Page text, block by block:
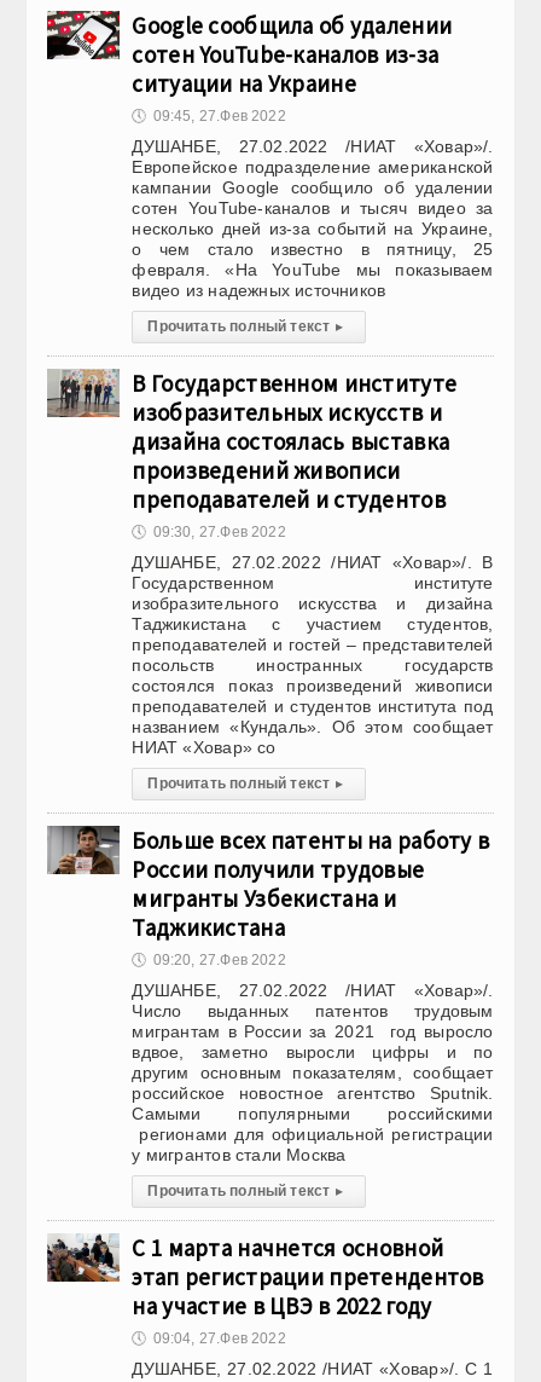
Google сообщила об удалении
сотен YouTube-каналов из-за
ситуации на Украине
🕔 09:45, 27.Фев 2022
ДУШАНБЕ, 27.02.2022 /НИАТ «Ховар»/.
Европейское подразделение американской
кампании Google сообщило об удалении
сотен YouTube-каналов и тысяч видео за
несколько дней из-за событий на Украине,
о чем стало известно в пятницу, 25
февраля. «На YouTube мы показываем
видео из надежных источников
Прочитать полный текст ▸
В Государственном институте
изобразительных искусств и
дизайна состоялась выставка
произведений живописи
преподавателей и студентов
🕔 09:30, 27.Фев 2022
ДУШАНБЕ, 27.02.2022 /НИАТ «Ховар»/. В
Государственном институте
изобразительного искусства и дизайна
Таджикистана с участием студентов,
преподавателей и гостей – представителей
посольств иностранных государств
состоялся показ произведений живописи
преподавателей и студентов института под
названием «Кундаль». Об этом сообщает
НИАТ «Ховар» со
Прочитать полный текст ▸
Больше всех патенты на работу в
России получили трудовые
мигранты Узбекистана и
Таджикистана
🕔 09:20, 27.Фев 2022
ДУШАНБЕ, 27.02.2022 /НИАТ «Ховар»/.
Число выданных патентов трудовым
мигрантам в России за 2021 год выросло
вдвое, заметно выросли цифры и по
другим основным показателям, сообщает
российское новостное агентство Sputnik.
Самыми популярными российскими
регионами для официальной регистрации
у мигрантов стали Москва
Прочитать полный текст ▸
С 1 марта начнется основной
этап регистрации претендентов
на участие в ЦВЭ в 2022 году
🕔 09:04, 27.Фев 2022
ДУШАНБЕ, 27.02.2022 /НИАТ «Ховар»/. С 1